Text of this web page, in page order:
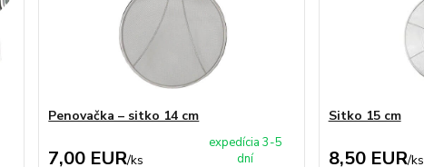
Penovačka – sitko 14 cm
7,00 EUR/ks
expedícia 3-5
dní
Sitko 15 cm
8,50 EUR/ks